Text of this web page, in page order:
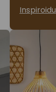
Inspiroidu